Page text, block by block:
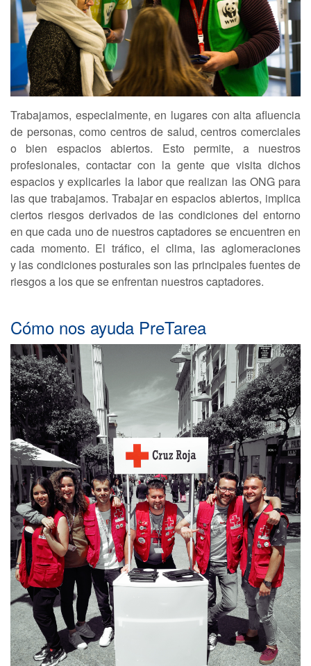
Trabajamos, especialmente, en lugares con alta afluencia
de personas, como centros de salud, centros comerciales
o bien espacios abiertos. Esto permite, a nuestros
profesionales, contactar con la gente que visita dichos
espacios y explicarles la labor que realizan las ONG para
las que trabajamos. Trabajar en espacios abiertos, implica
ciertos riesgos derivados de las condiciones del entorno
en que cada uno de nuestros captadores se encuentren en
cada momento. El tráfico, el clima, las aglomeraciones
y las condiciones posturales son las principales fuentes de
riesgos a los que se enfrentan nuestros captadores.
Cómo nos ayuda PreTarea